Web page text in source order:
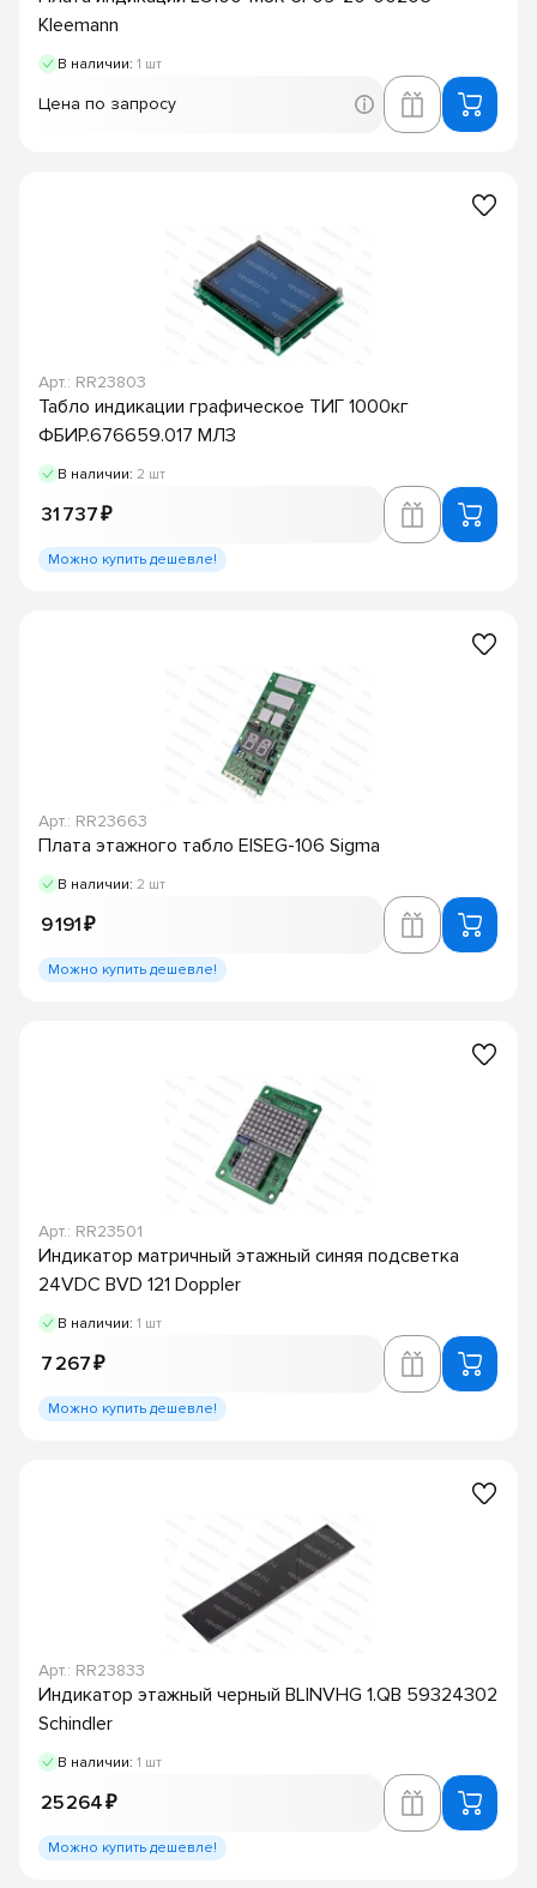
Kleemann
В наличии: 1 шт
Цена по запросу
Арт.: RR23803
Табло индикации графическое ТИГ 1000кг
ФБИР.676659.017 МЛЗ
В наличии: 2 шт
31 737 ₽
Можно купить дешевле!
Арт.: RR23663
Плата этажного табло EISEG-106 Sigma
В наличии: 2 шт
9 191 ₽
Можно купить дешевле!
Арт.: RR23501
Индикатор матричный этажный синяя подсветка
24VDC BVD 121 Doppler
В наличии: 1 шт
7 267 ₽
Можно купить дешевле!
Арт.: RR23833
Индикатор этажный черный BLINVHG 1.QB 59324302
Schindler
В наличии: 1 шт
25 264 ₽
Можно купить дешевле!